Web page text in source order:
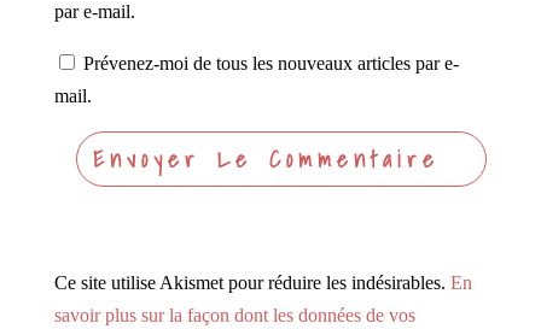
par e-mail.
Prévenez-moi de tous les nouveaux articles par e-
mail.
Ce site utilise Akismet pour réduire les indésirables. En
savoir plus sur la façon dont les données de vos